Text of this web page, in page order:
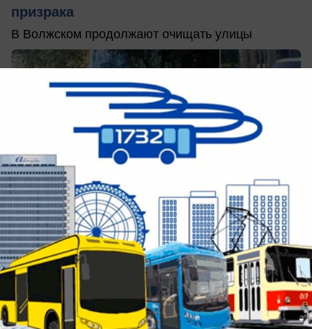
призрака
В Волжском продолжают очищать улицы
вчера в 21:25 0
Общество